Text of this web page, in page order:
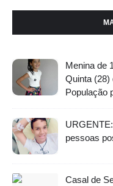
Menina de
Quinta (28)
População
pessoas
Casal de